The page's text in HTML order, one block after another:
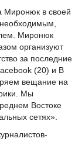
Миронюк в своей
необходимым,
Миронюк
организуют
за последние
(20) и В
вещание на
Мы
Востоке
сетях».